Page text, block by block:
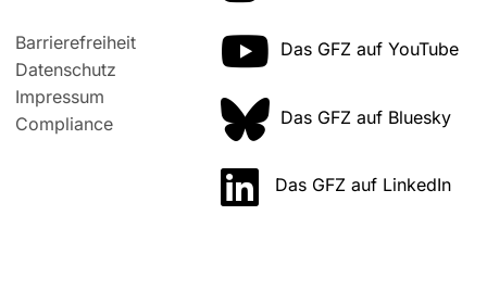
Barrierefreiheit
Datenschutz
Impressum
Compliance
Das GFZ auf YouTube
Das GFZ auf Bluesky
Das GFZ auf LinkedIn